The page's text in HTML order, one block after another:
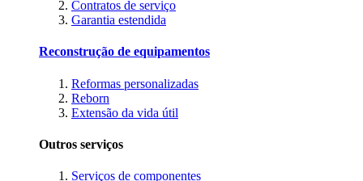
Contratos de serviço
Garantia estendida
Reconstrução de equipamentos
Reformas personalizadas
Reborn
Extensão da vida útil
Outros serviços
Serviços de componentes